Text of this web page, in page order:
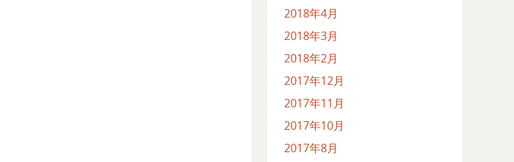
2018年4月
2018年3月
2018年2月
2017年12月
2017年11月
2017年10月
2017年8月